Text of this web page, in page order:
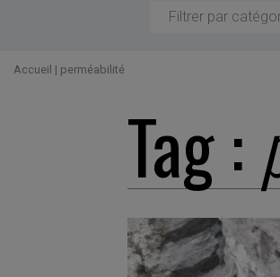
Filtrer par
Accueil | perméabilité
Tag :